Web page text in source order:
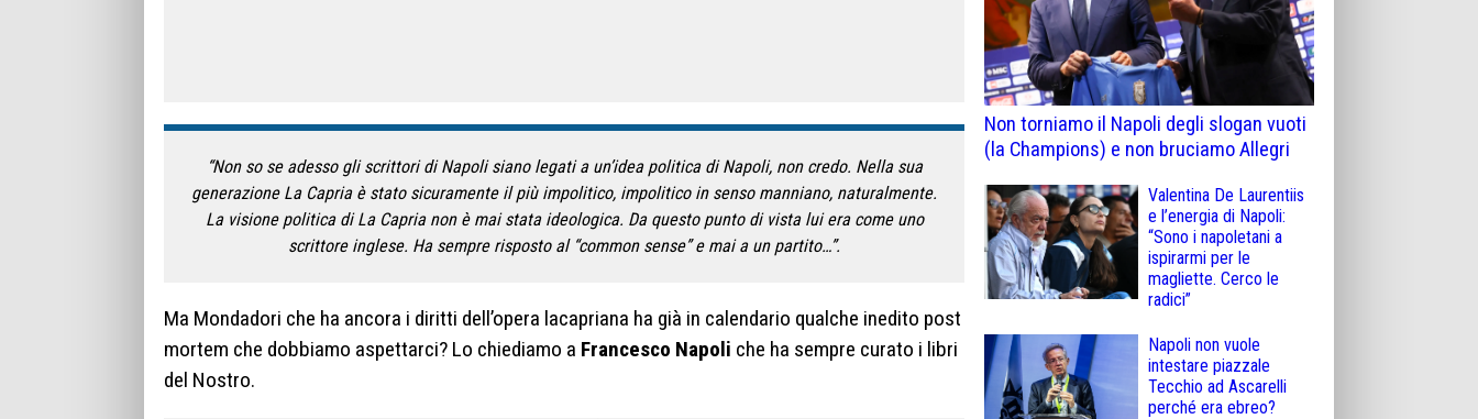
“Non so se adesso gli scrittori di Napoli siano legati a un’idea politica di Napoli, non credo. Nella sua
generazione La Capria è stato sicuramente il più impolitico, impolitico in senso manniano, naturalmente.
La visione politica di La Capria non è mai stata ideologica. Da questo punto di vista lui era come uno
scrittore inglese. Ha sempre risposto al “common sense” e mai a un partito…”.
Ma Mondadori che ha ancora i diritti dell’opera lacapriana ha già in calendario qualche inedito post
mortem che dobbiamo aspettarci? Lo chiediamo a Francesco Napoli che ha sempre curato i libri
del Nostro.
Non torniamo il Napoli degli slogan vuoti
(la Champions) e non bruciamo Allegri
Valentina De Laurentiis
e l’energia di Napoli:
“Sono i napoletani a
ispirarmi per le
magliette. Cerco le
radici”
Napoli non vuole
intestare piazzale
Tecchio ad Ascarelli
perché era ebreo?